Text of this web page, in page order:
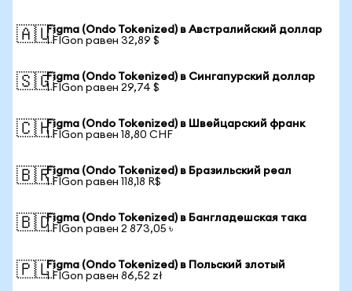
🇦🇺Figma (Ondo Tokenized) в Австралийский доллар
1 FIGon равен 32,89 $
🇸🇬Figma (Ondo Tokenized) в Сингапурский доллар
1 FIGon равен 29,74 $
🇨🇭Figma (Ondo Tokenized) в Швейцарский франк
1 FIGon равен 18,80 CHF
🇧🇷Figma (Ondo Tokenized) в Бразильский реал
1 FIGon равен 118,18 R$
🇧🇩Figma (Ondo Tokenized) в Бангладешская така
1 FIGon равен 2 873,05 ৳
🇵🇱Figma (Ondo Tokenized) в Польский злотый
1 FIGon равен 86,52 zł